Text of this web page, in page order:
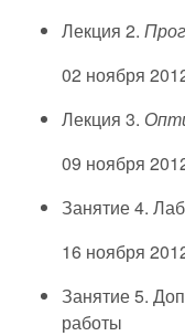
Лекция 2.
02 ноября
Лекция 3.
09 ноября
Занятие 4.
16 ноября
Занятие 5.
работы